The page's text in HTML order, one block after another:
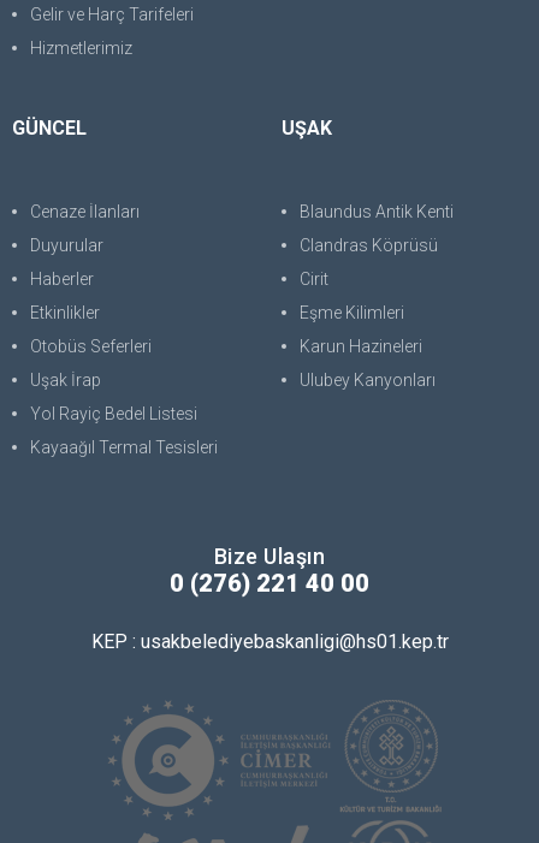
Gelir ve Harç Tarifeleri
Hizmetlerimiz
GÜNCEL
Cenaze İlanları
Duyurular
Haberler
Etkinlikler
Otobüs Seferleri
Uşak İrap
Yol Rayiç Bedel Listesi
Kayaağıl Termal Tesisleri
UŞAK
Blaundus Antik Kenti
Clandras Köprüsü
Cirit
Eşme Kilimleri
Karun Hazineleri
Ulubey Kanyonları
Bize Ulaşın
0 (276) 221 40 00
KEP : usakbelediyebaskanligi@hs01.kep.tr